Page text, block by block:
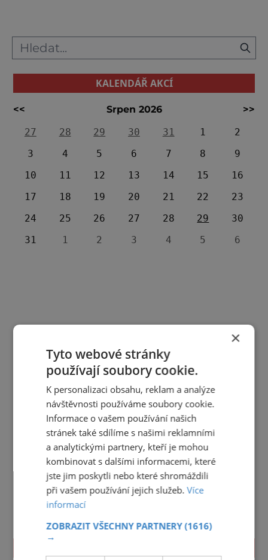
KALENDÁŘ AKCÍ
<< Srpen 2026
>>
27
28 29 30 31 1
2
3
4 5 6 7 8
9
10
11 12 13 14 15
16
17
18 19 20 21 22
23
24
25 26 27 28 29
30
31
1 2 3 4 5 6
×
Tyto webové stránky
používají soubory cookie.
K personalizaci obsahu, reklam a analýze
návštěvnosti používáme soubory cookie.
Informace o vašem používání našich
stránek také sdílíme s našimi reklamními
a analytickými partnery, kteří je mohou
kombinovat s dalšími informacemi, které
jste jim poskytli nebo které shromáždili
při vašem používání jejich služeb.Více
informací
ZOBRAZIT VŠECHNY PARTNERY(1616)
→